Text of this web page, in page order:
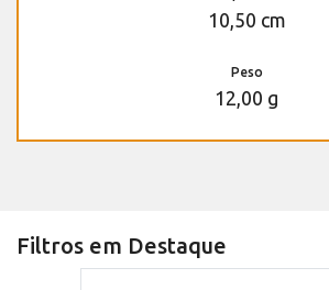
10,50 cm
Peso
12,00 g
Filtros em Destaque